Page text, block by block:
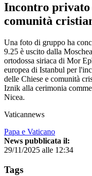
Incontro privato
comunità
Una foto di gruppo ha
9.25 è uscito dalla
ortodossa siriaca di Mor
europea di Istanbul per
delle Chiese e comunità
Iznik alla cerimonia
Nicea.
Vaticannews
Papa e Vaticano
News pubblicata il:
29/11/2025 alle 12:34
Tags